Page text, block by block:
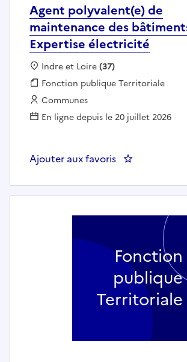
Agent polyvalent(e) de
maintenance des
Expertise électricité
Localisation :
Indre et Loire(37)
Fonction publique :
Fonction publique Territoriale
Employeur :
Communes
En ligne depuis le 20 juillet 2026
Ajouter aux favoris : Agent
Fonction
publique
Territoriale